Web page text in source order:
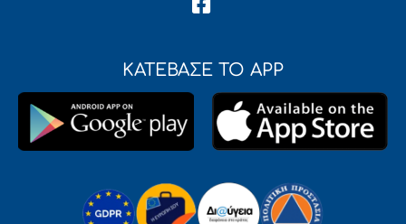
ΚΑΤΕΒΑΣΕ ΤΟ APP